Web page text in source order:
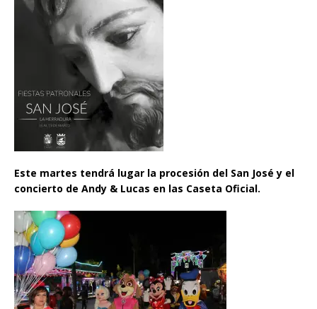
Este martes tendrá lugar la procesión del San José y el
concierto de Andy & Lucas en las Caseta Oficial.